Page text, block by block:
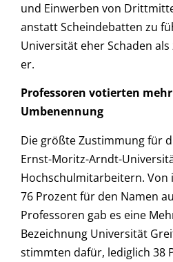
und Einwerben von
anstatt Scheindebatten zu
Universität eher Schaden
er.
Professoren votierten
Umbenennung
Die größte Zustimmung für
Ernst-Moritz-Arndt-
Hochschulmitarbeitern. Von
76 Prozent für den Namen
Professoren gab es eine
Bezeichnung Universität
stimmten dafür, lediglich 38